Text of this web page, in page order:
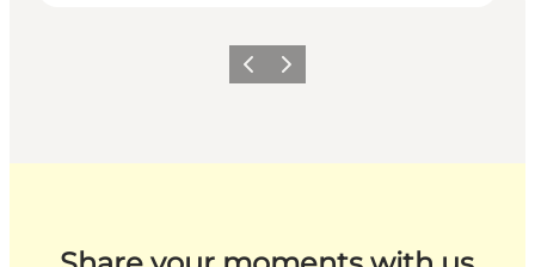
ZurückWeiter